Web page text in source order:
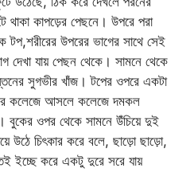
থাকা কাপড়ের পেছনে। উপরে পরা
টপ,শরীরের উপরের ভাগের সাথে সেই
দেখা যায় পেছন থেকে। সামনে থেকে
সুগভীর খাঁজ। টপের ওপরে একটা
কলেজে আসলে কলেজে দমকল
ওপর থেকে সামনে উঁচিয়ে দুই
উঠে চিৎকার করে বলে, ছাড়ো ছাড়ো,
ইচ্ছে করে একটু দুরে সরে যায়